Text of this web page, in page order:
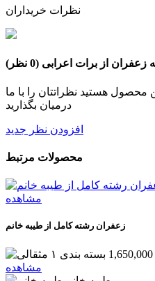
نظرات خریداران
زعفران از برات اعرابی (0 نظر)
محصول هستید نظراتتان را با ما
درمیان بگذارید
افزودن نظر جدید
محصولات مرتبط
مشاهده
زعفران رشته کامل از طیبه خانم
مشاهده